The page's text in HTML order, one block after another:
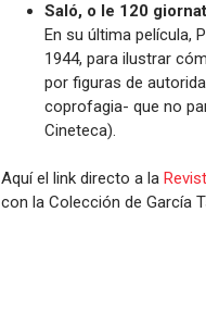
Saló, o le 120
En su última película,
1944, para ilustrar
por figuras de
coprofagia- que no
Cineteca).
Aquí el link directo a la
con la Colección de García